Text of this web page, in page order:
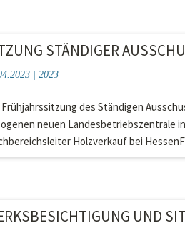
STÄNDIGER
|2023
des Ständigen
neuen Landesbetriebszentrale
Holzverkauf bei
UND